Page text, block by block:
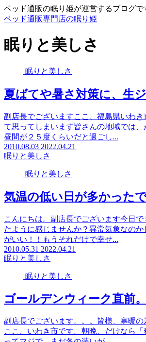
ベッド通販の眠り姫が運営するブログで
ベッド通販専門店の眠り姫
眠りと美しさ
眠りと美しさ
夏ばてや暑さ対策に、生
副店長でございますここ、福島県いわ
て思ってしまいます皆さんの地域では
昼間が２５度くらいだと過ごし...
2010.08.03 2022.04.21
眠りと美しさ
眠りと美しさ
気温の低い日が多かった
こんにちは。副店長でございます今日
たように感じませんか？異常気象なの
がいい！！もうそれだけで幸せ...
2010.05.31 2022.04.21
眠りと美しさ
眠りと美しさ
ゴールデンウィーク直前
副店長でございます。。。皆様、寒暖
ここ、いわき市です。朝晩、だけなら